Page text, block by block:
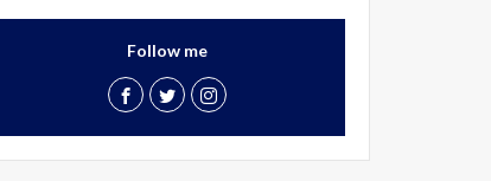
Follow me